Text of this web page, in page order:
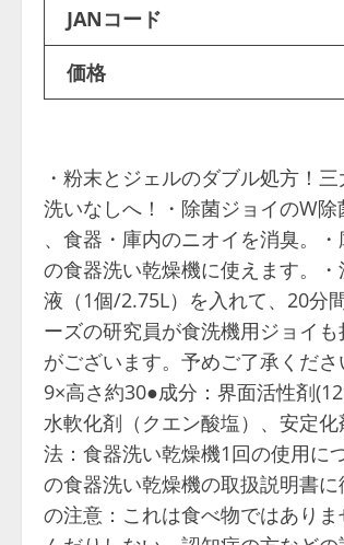
JANコード
価格
・粉末とジェルのダブル処方！
洗いなしへ！・除菌ジョイのW
、食器・庫内のニオイを消臭。
の食器洗い乾燥機に使えます。
液（1個/2.75L）を入れて、20分
ーズの研究員が食洗機用ジョイ
がございます。予めご了承くだ
9×高さ約30●成分：界面活性剤
水軟化剤（クエン酸塩）、安定
法：食器洗い乾燥機1回の使用に
の食器洗い乾燥機の取扱説明書
の注意：これは食べ物ではあり